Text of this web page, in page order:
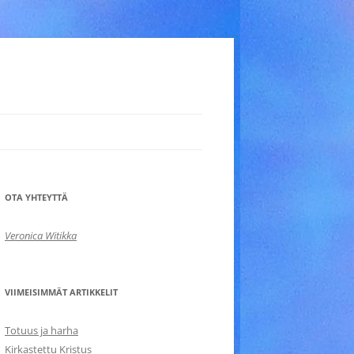
OTA YHTEYTTÄ
Veronica Witikka
VIIMEISIMMÄT ARTIKKELIT
Totuus ja harha
Kirkastettu Kristus